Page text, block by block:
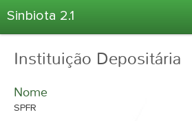
Sinbiota 2.1
Informações Ambientais
Projetos
Instituição Depositária
Nome
SPFR